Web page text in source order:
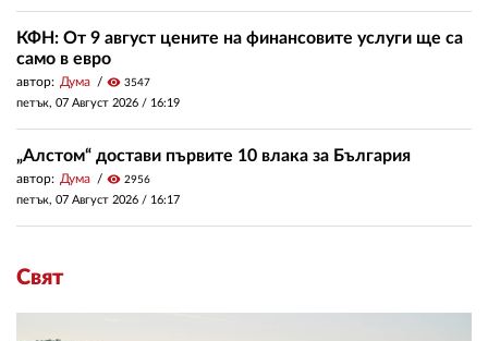
КФН: От 9 август цените на финансовите услуги ще са
само в евро
автор: Дума visibility 3547
петък, 07 Август 2026 / 16:19
„Алстом“ достави първите 10 влака за България
автор: Дума visibility 2956
петък, 07 Август 2026 / 16:17
Свят